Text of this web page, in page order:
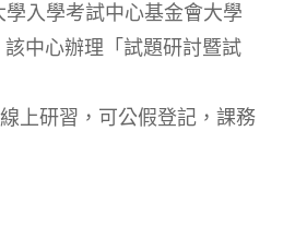
學入學考試中心基金會大學
中心辦理「試題研討暨試
上研習，可公假登記，課務